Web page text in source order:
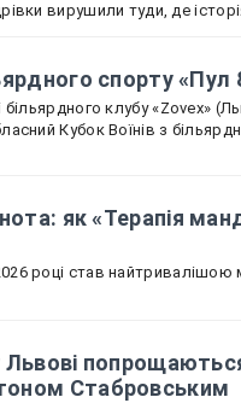
вирушили туди, де
спорту «Пул
більярдного клубу «Zovex»
Кубок Воїнів з
як «Терапія
році став найтривалішою
Львові
Стабровським